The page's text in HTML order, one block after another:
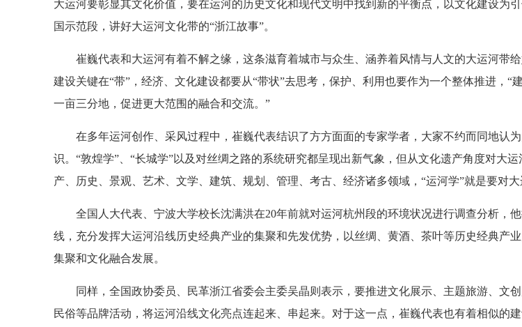
大运河要彰显其文化价值，要在运河的历史文化和现代文明中找到新的平衡点，以文化建设为
国示范段，讲好大运河文化带的“浙江故事”。
崔巍代表和大运河有着不解之缘，这条滋育着城市与众生、涵养着风情与人文的大运河带
建设关键在“带”，经济、文化建设都要从“带状”去思考，保护、利用也要作为一个整体推进，
一亩三分地，促进更大范围的融合和交流。”
在多年运河创作、采风过程中，崔巍代表结识了方方面面的专家学者，大家不约而同地认为
识。“敦煌学”、“长城学”以及对丝绸之路的系统研究都呈现出新气象，但从文化遗产角度对大
产、历史、景观、艺术、文学、建筑、规划、管理、考古、经济诸多领域，“运河学”就是要对
全国人大代表、宁波大学校长沈满洪在20年前就对运河杭州段的环境状况进行调查分析，
线，充分发挥大运河沿线历史经典产业的集聚和先发优势，以丝绸、黄酒、茶叶等历史经典产
集聚和文化融合发展。
同样，全国政协委员、民革浙江省委会主委吴晶则表示，要推进文化展示、主题旅游、文创
民俗等品牌活动，将运河沿线文化亮点连起来、串起来。对于这一点，崔巍代表也有着相似的